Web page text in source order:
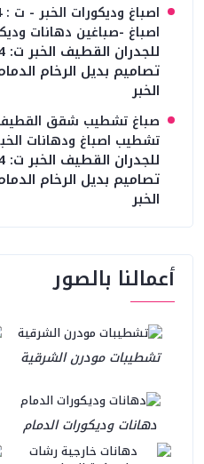
اصباغ -صباغين دهانات
تصاميم بديل الرخام
الخبر
تشطيب اصباغ ودهانات
تصاميم بديل الرخام
الخبر
أعمالنا بالصور
تشطيبات مودرن الشرقية
دهانات وديكورات الدمام